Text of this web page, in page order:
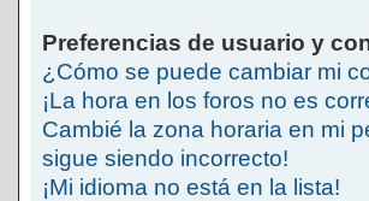
Preferencias de usuario y
¿Cómo se puede cambiar mi
¡La hora en los foros no es
Cambié la zona horaria en mi
sigue siendo incorrecto!
¡Mi idioma no está en la lista!